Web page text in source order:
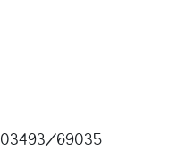
03493/69035